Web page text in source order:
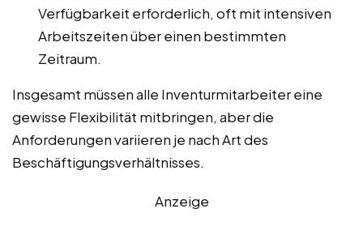
Verfügbarkeit erforderlich, oft mit intensiven
Arbeitszeiten über einen bestimmten
Zeitraum.
Insgesamt müssen alle Inventurmitarbeiter eine
gewisse Flexibilität mitbringen, aber die
Anforderungen variieren je nach Art des
Beschäftigungsverhältnisses.
Anzeige